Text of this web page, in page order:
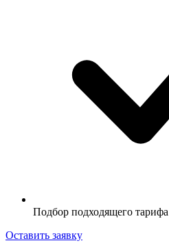
Подбор подходящего тарифа
Оставить заявку